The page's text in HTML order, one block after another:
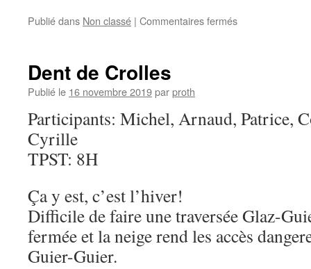
Publié dans Non classé | Commentaires ferméssur
Dent de Crolles
Publié le 16 novembre 2019parproth
Participants: Michel, Arnaud, Patrice,
Cyrille
TPST: 8H
Ça y est, c’est l’hiver!
Difficile de faire une traversée Glaz-
fermée et la neige rend les accès
Guier-Guier.